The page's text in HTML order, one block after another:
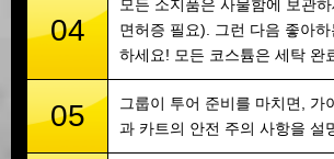
04
모든 소지품은 사물함에 보관
면허증 필요). 그런 다음 좋아
하세요! 모든 코스튬은 세탁 완
05
그룹이 투어 준비를 마치면, 가
과 카트의 안전 주의 사항을 설